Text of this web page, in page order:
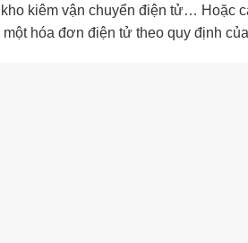
kiêm vận chuyển điện tử… Hoặc
hóa đơn điện tử theo quy định